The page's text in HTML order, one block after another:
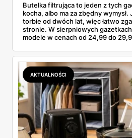
Butelka filtrująca to jeden z tych
kocha, albo ma za zbędny
torbie od dwóch lat, więc łatwo
stronie. W sierpniowych
modele w cenach od 24,99 do
wszystkie oferty i policzyłam,
się opłaca.
AKTUALNOŚCI